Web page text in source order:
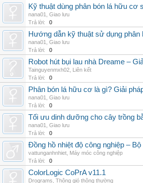
Kỹ thuật dùng phân bón lá hữu cơ
nana01
Giao lưu
Trả lời:
0
Hướng dẫn kỹ thuật sử dụng phân
nana01
Giao lưu
Trả lời:
0
Robot hút bụi lau nhà Dreame –
Tainguyenmxh02 Liên kết
Trả lời:
0
Phân bón lá hữu cơ là gì? Giải
nana01
Giao lưu
Trả lời:
0
Tối ưu dinh dưỡng cho cây trồng
nana01
Giao lưu
Trả lời:
0
Đồng hồ nhiệt độ công nghiệp –
vattunganhnhiet Máy móc công nghiệp
Trả lời:
0
ColorLogic CoPrA v11.1
Drograms Thông gió thông thường